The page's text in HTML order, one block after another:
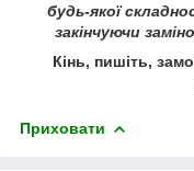
будь-якої
закінчуючи
Кінь, пишіть,
Приховати